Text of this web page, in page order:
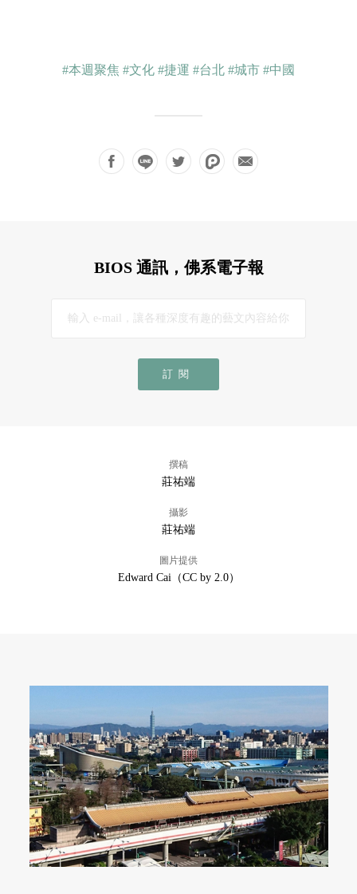
#本週聚焦 #文化 #捷運 #台北 #城市 #中國
BIOS 通訊，佛系電子報
訂閱
撰稿
莊祐端
攝影
莊祐端
圖片提供
Edward Cai（CC by 2.0）